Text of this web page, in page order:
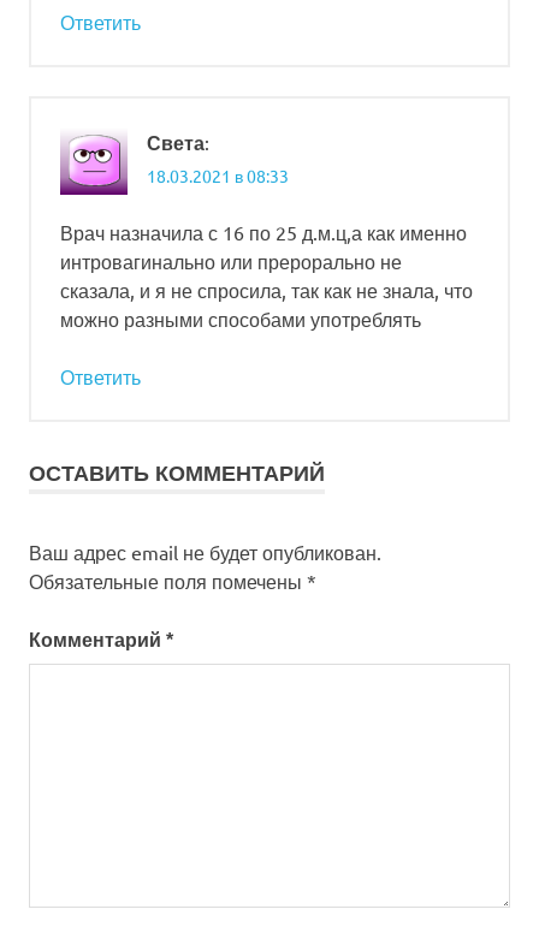
Ответить
Света:
18.03.2021 в 08:33
Врач назначила с 16 по 25 д.м.ц,а как именно
интровагинально или прерорально не
сказала, и я не спросила, так как не знала, что
можно разными способами употреблять
Ответить
ОСТАВИТЬ КОММЕНТАРИЙ
Ваш адрес email не будет опубликован.
Обязательные поля помечены *
Комментарий *